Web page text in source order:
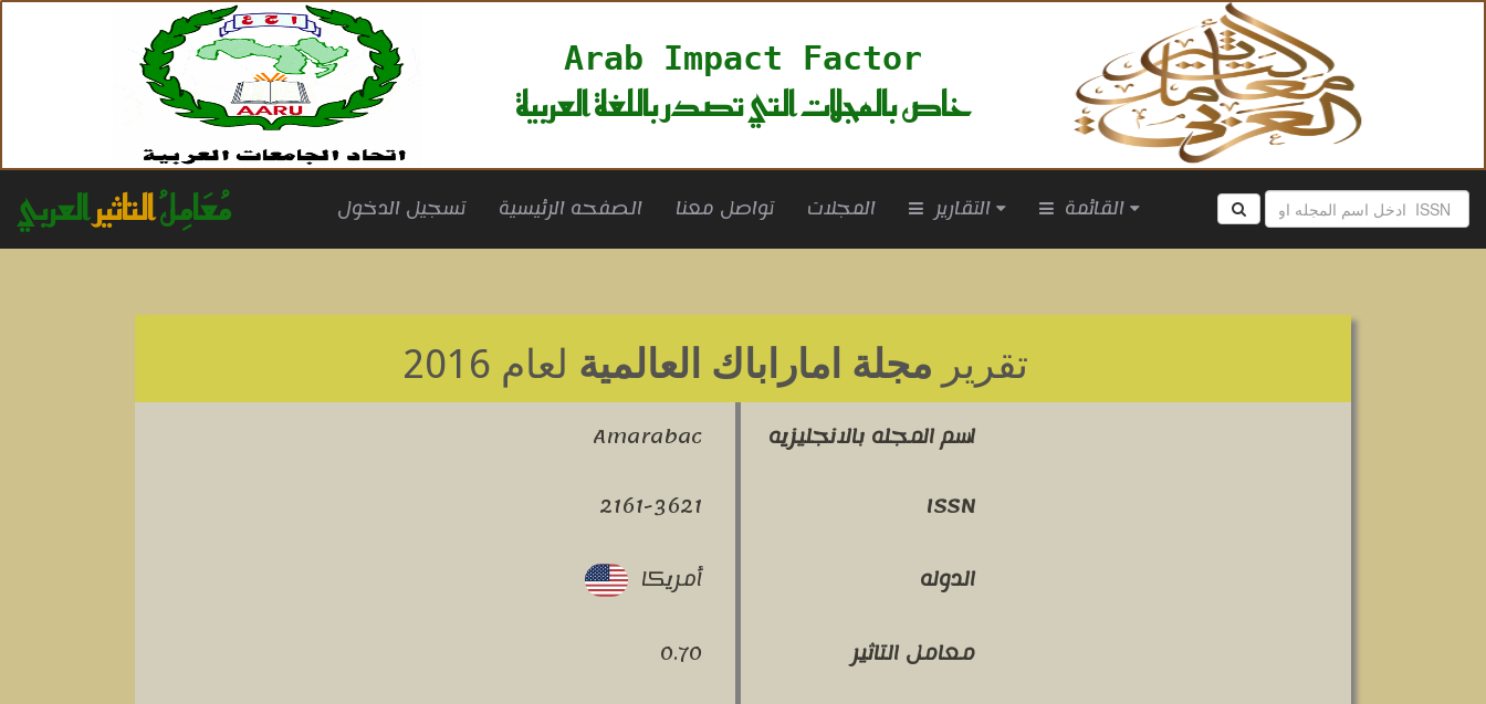
Arab Impact Factor
خاص بالمجلات التي تصدر باللغة العربية
مُعَامِلُالتاثيرالعربي تسجيل الدخول الصفحه الرئيسية تواصل معنا المجلات التقارير القائمة
تقرير مجلة اماراباك العالمية لعام 2016
اسم المجله بالانجليزيه
Amarabac
ISSN
2161-3621
الدوله
أمريكا
معامل التاثير
0.70